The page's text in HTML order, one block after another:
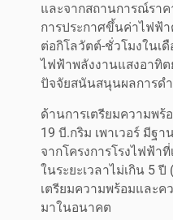
และจากสถานการณ์รา
การประกาศขึ้นค่าไฟฟ้า
ต่อกิโลวัตต์-ชั่วโมงในเ
ไฟฟ้าพลังงานแสงอาทิต
ปัจจัยสนันสนุนผลการดำ
ด้านการเตรียมความพร้
19 บี.กริม เพาเวอร์ มีฐ
จากโครงการโรงไฟฟ้า
ในระยะเวลาไม่เกิน 5
เตรียมความพร้อมและค
มาในอนาคต